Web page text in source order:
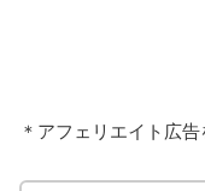
＊アフェリエイト広告